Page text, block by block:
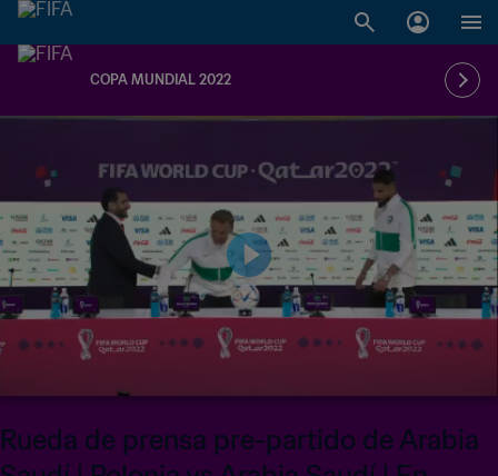
COPA MUNDIAL 2022
Rueda de prensa pre-partido de Arabia